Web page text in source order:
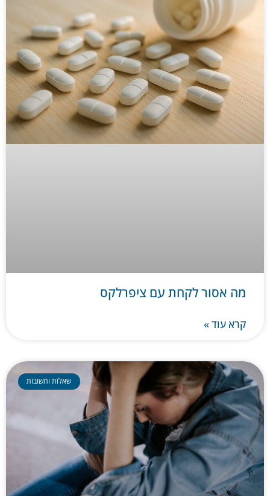
מה אסור לקחת עם ציפרלקס
קרא עוד »
שאלות ותשובות